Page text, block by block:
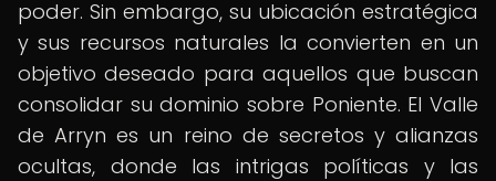
poder. Sin embargo, su ubicación estratégica
y sus recursos naturales la convierten en un
objetivo deseado para aquellos que buscan
consolidar su dominio sobre Poniente. El Valle
de Arryn es un reino de secretos y alianzas
ocultas, donde las intrigas políticas y las